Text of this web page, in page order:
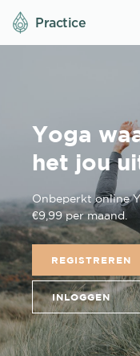
Practice
Yoga
het jou
Onbeperkt online
€9,99 per maand.
REGISTREREN
INLOGGEN